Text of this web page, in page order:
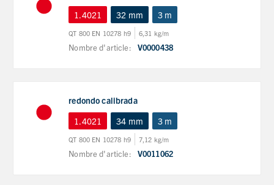
1.4021
32 mm 3 m
QT 800 EN 10278 h9 6,31 kg/m
Nombre d'article: V0000438
redondo calibrada
1.4021
34 mm 3 m
QT 800 EN 10278 h9 7,12 kg/m
Nombre d'article: V0011062